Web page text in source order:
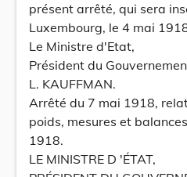
présent arrêté, qui sera
Luxembourg, le 4 mai
Le Ministre d'Etat,
Président du
L. KAUFFMAN.
Arrêté du 7 mai 1918,
poids, mesures et
1918.
LE MINISTRE D 'ÉTAT,